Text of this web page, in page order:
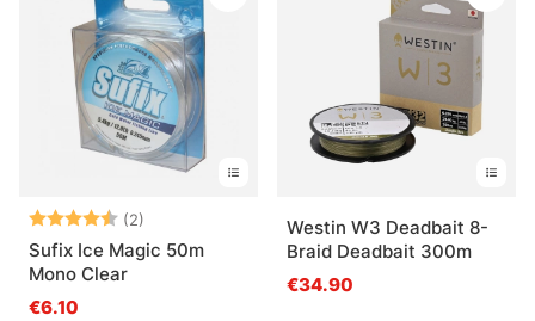
Note: (2)
Sufix Ice Magic 50m
Mono Clear
€6.10
Westin W3 Deadbait 8-
Braid Deadbait 300m
€34.90